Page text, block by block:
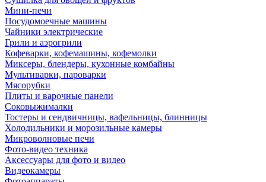
Мини-печи
Посудомоечные машины
Чайники электрические
Грили и аэрогрили
Кофеварки, кофемашины, кофемолки
Миксеры, блендеры, кухонные комбайны
Мультиварки, пароварки
Мясорубки
Плиты и варочные панели
Соковыжималки
Тостеры и сендвичницы, вафельницы, блинницы
Холодильники и морозильные камеры
Микроволновые печи
Фото-видео техника
Аксессуары для фото и видео
Видеокамеры